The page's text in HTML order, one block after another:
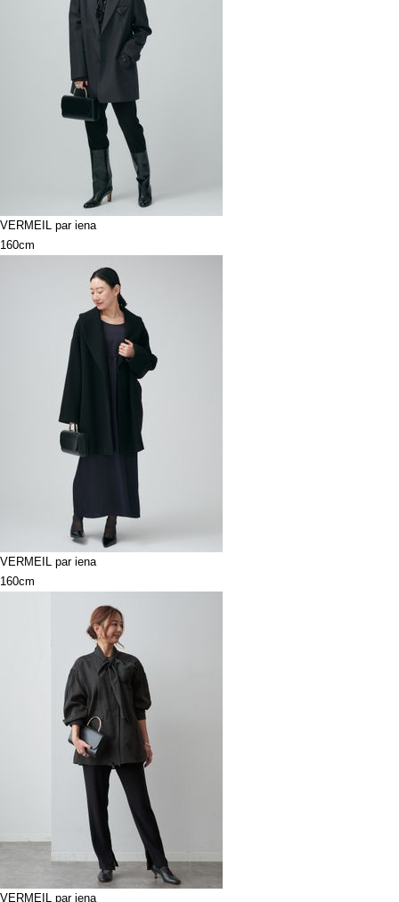
VERMEIL par iena
160cm
VERMEIL par iena
160cm
VERMEIL par iena